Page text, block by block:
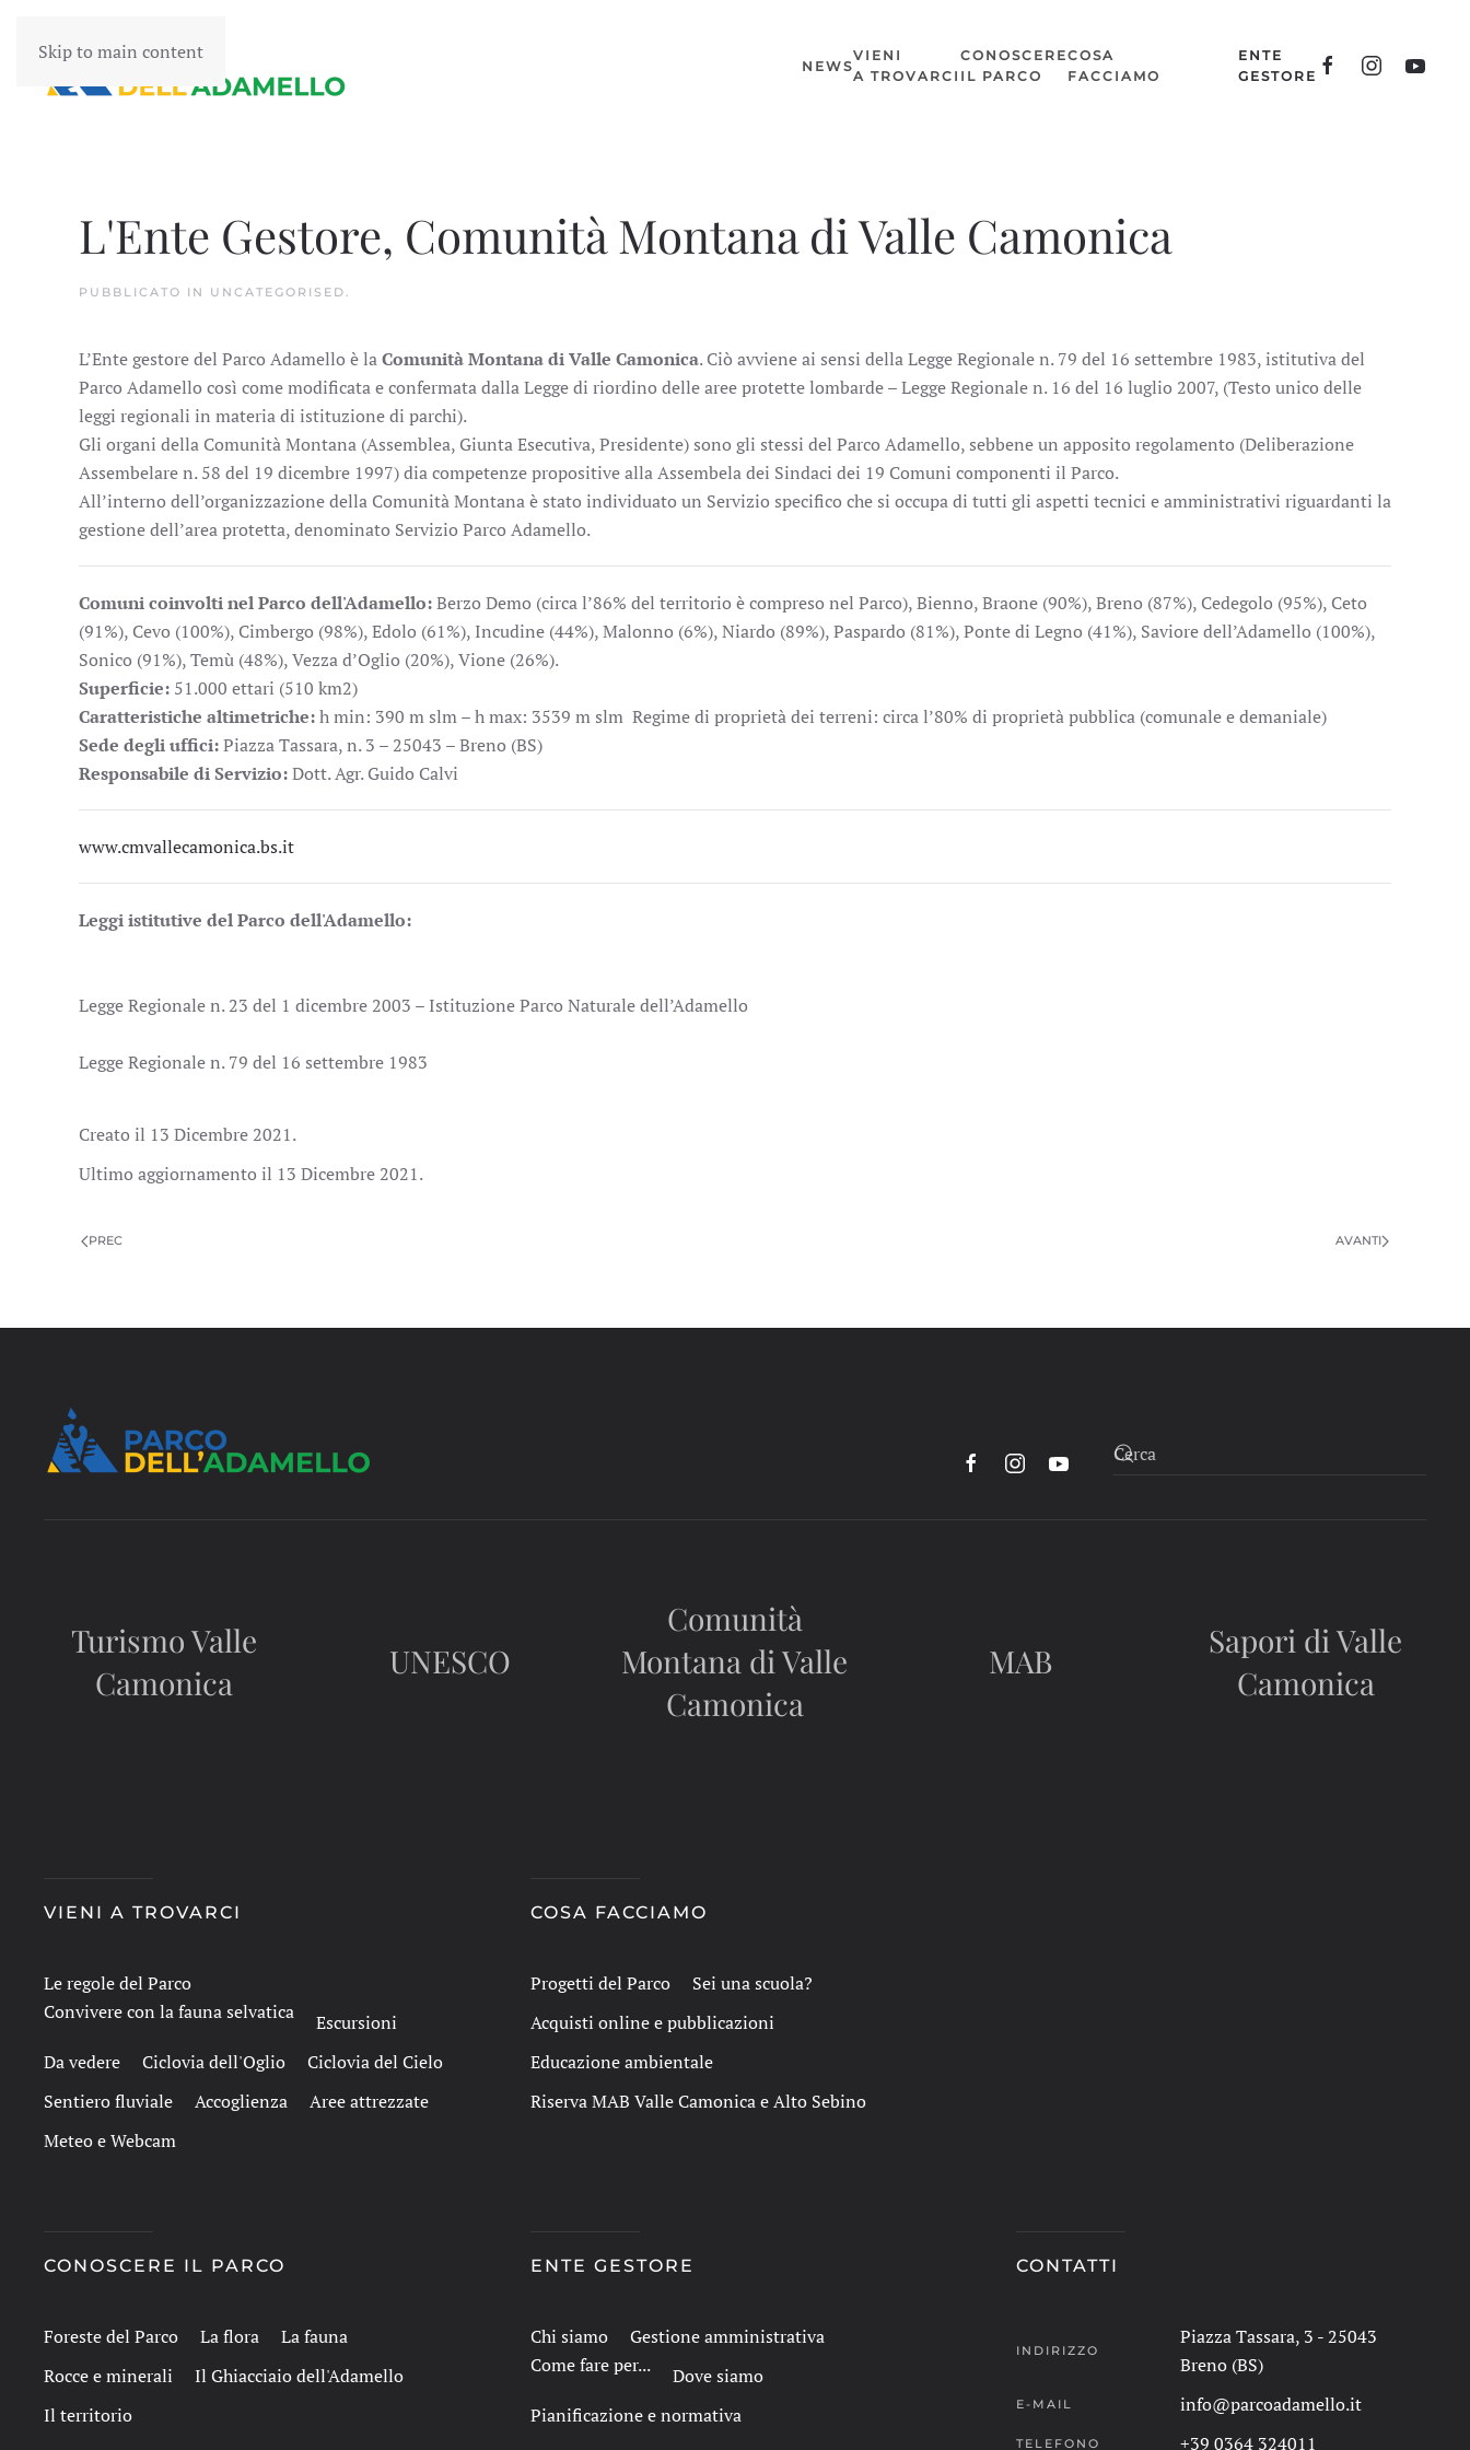
Skip to main content
NEWS
VIENI
A TROVARCI
CONOSCERE
IL PARCO
COSA
FACCIAMO
ENTE
GESTORE
L'Ente Gestore, Comunità Montana di Valle Camonica
PUBBLICATO IN UNCATEGORISED.
L’Ente gestore del Parco Adamello è laComunità Montana di Valle Camonica. Ciò avviene ai sensi della Legge Regionale n. 79 del 16 settembre 1983, istitutiva del
Parco Adamello così come modificata e confermata dalla Legge di riordino delle aree protette lombarde – Legge Regionale n. 16 del 16 luglio 2007, (Testo unico delle
leggi regionali in materia di istituzione di parchi).
Gli organi della Comunità Montana (Assemblea, Giunta Esecutiva, Presidente) sono gli stessi del Parco Adamello, sebbene un apposito regolamento (Deliberazione
Assembelare n. 58 del 19 dicembre 1997) dia competenze propositive alla Assembela dei Sindaci dei 19 Comuni componenti il Parco.
All’interno dell’organizzazione della Comunità Montana è stato individuato un Servizio specifico che si occupa di tutti gli aspetti tecnici e amministrativi riguardanti la
gestione dell’area protetta, denominato Servizio Parco Adamello.
Comuni coinvolti nel Parco dell'Adamello:Berzo Demo (circa l’86% del territorio è compreso nel Parco), Bienno, Braone (90%), Breno (87%), Cedegolo (95%), Ceto
(91%), Cevo (100%), Cimbergo (98%), Edolo (61%), Incudine (44%), Malonno (6%), Niardo (89%), Paspardo (81%), Ponte di Legno (41%), Saviore dell’Adamello (100%),
Sonico (91%), Temù (48%), Vezza d’Oglio (20%), Vione (26%).
Superficie: 51.000 ettari (510 km2)
Caratteristiche altimetriche:h min: 390 m slm – h max: 3539 m slm Regime di proprietà dei terreni: circa l’80% di proprietà pubblica (comunale e demaniale)
Sede degli uffici:Piazza Tassara, n. 3 – 25043 – Breno (BS)
Responsabile di Servizio:Dott. Agr. Guido Calvi
www.cmvallecamonica.bs.it
Leggi istitutive del Parco dell'Adamello:
Legge Regionale n. 23 del 1 dicembre 2003 – Istituzione Parco Naturale dell’Adamello
Legge Regionale n. 79 del 16 settembre 1983
Creato il 13 Dicembre 2021.
Ultimo aggiornamento il 13 Dicembre 2021.
PREC AVANTI
Turismo Valle
Camonica
UNESCO
Comunità
Montana di Valle
Camonica
MAB
Sapori di Valle
Camonica
VIENI A TROVARCI
Le regole del Parco
Convivere con la fauna selvatica
Escursioni
Da vedere
Ciclovia dell'Oglio
Ciclovia del Cielo
Sentiero fluviale
Accoglienza
Aree attrezzate
Meteo e Webcam
COSA FACCIAMO
Progetti del Parco
Sei una scuola?
Acquisti online e pubblicazioni
Educazione ambientale
Riserva MAB Valle Camonica e Alto Sebino
CONOSCERE IL PARCO
Foreste del Parco La flora
La fauna
Rocce e minerali
Il Ghiacciaio dell'Adamello
Il territorio
ENTE GESTORE
Chi siamo
Gestione amministrativa
Come fare per...
Dove siamo
Pianificazione e normativa
CONTATTI
INDIRIZZO
Piazza Tassara, 3 - 25043
Breno (BS)
E-MAIL info@parcoadamello.it
TELEFONO +39 0364 324011